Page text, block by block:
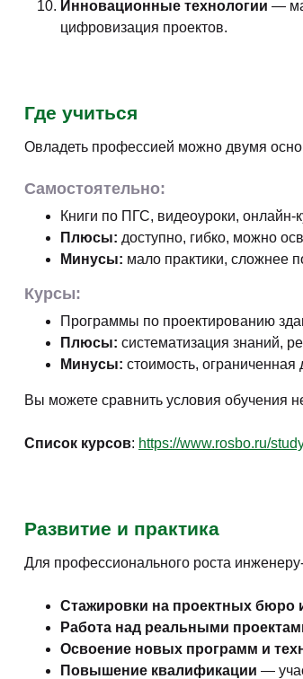
Инновационные технологии —
цифровизация проектов.
Где учиться
Овладеть профессией можно двумя
Самостоятельно:
Книги по ПГС, видеоуроки,
Плюсы: доступно, гибко, можно
Минусы: мало практики, сложнее
Курсы:
Программы по проектированию
Плюсы: систематизация знаний,
Минусы: стоимость, ограниченная
Вы можете сравнить условия обучения
Список курсов: https://www.rosbo.ru/
Развитие и практика
Для профессионального роста
Стажировки на проектных бюро
Работа над реальными
Освоение новых программ и
Повышение квалификации —